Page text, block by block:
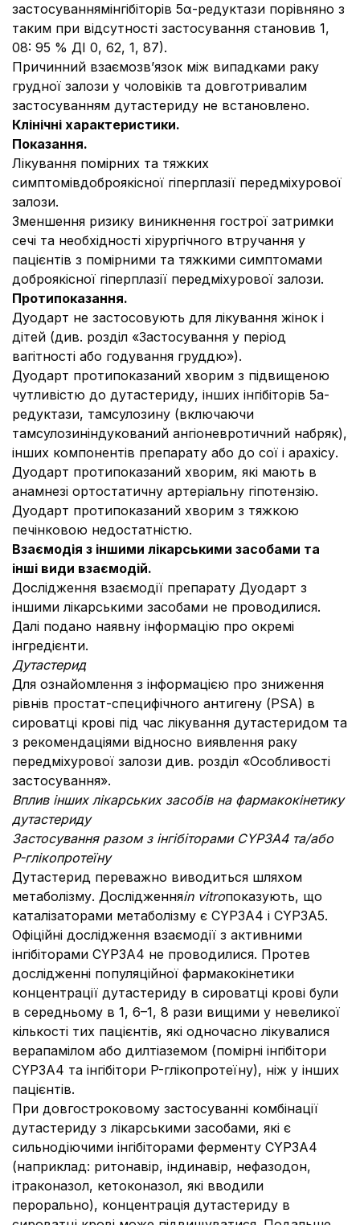
застосуваннямінгібіторів 5α-редуктази порівняно з
таким при відсутності застосування становив 1,
08: 95 % ДІ 0, 62, 1, 87).
Причинний взаємозв’язок між випадками раку
грудної залози у чоловіків та довготривалим
застосуванням дутастериду не встановлено.
Клінічні характеристики.
Показання.
Лікування помірних та тяжких
симптомівдоброякісної гіперплазії передміхурової
залози.
Зменшення ризику виникнення гострої затримки
сечі та необхідності хірургічного втручання у
пацієнтів з помірними та тяжкими симптомами
доброякісної гіперплазії передміхурової залози.
Протипоказання.
Дуодарт не застосовують для лікування жінок і
дітей (див. розділ «Застосування у період
вагітності або годування груддю»).
Дуодарт протипоказаний хворим з підвищеною
чутливістю до дутастериду, інших інгібіторів 5a-
редуктази, тамсулозину (включаючи
тамсулозиніндукований ангіоневротичний набряк),
інших компонентів препарату або до сої і арахісу.
Дуодарт протипоказаний хворим, які мають в
анамнезі ортостатичну артеріальну гіпотензію.
Дуодарт протипоказаний хворим з тяжкою
печінковою недостатністю.
Взаємодія з іншими лікарськими засобами та
інші види взаємодій.
Дослідження взаємодії препарату Дуодарт з
іншими лікарськими засобами не проводилися.
Далі подано наявну інформацію про окремі
інгредієнти.
Дутастерид
Для ознайомлення з інформацією про зниження
рівнів простат-специфічного антигену (PSA) в
сироватці крові під час лікування дутастеридом та
з рекомендаціями відносно виявлення раку
передміхурової залози див. розділ «Особливості
застосування».
Вплив інших лікарських засобів на фармакокінетику
дутастериду
Застосування разом з інгібіторами CYP3A4 та/або
P-глікопротеїну
Дутастерид переважно виводиться шляхом
метаболізму. Дослідженняin vitroпоказують, що
каталізаторами метаболізму є CYP3A4 і CYP3A5.
Офіційні дослідження взаємодії з активними
інгібіторами CYP3A4 не проводилися. Протев
дослідженні популяційної фармакокінетики
концентрації дутастериду в сироватці крові були
в середньому в 1, 6–1, 8 рази вищими у невеликої
кількості тих пацієнтів, які одночасно лікувалися
верапамілом або дилтіаземом (помірні інгібітори
CYP3A4 та інгібітори P-глікопротеїну), ніж у інших
пацієнтів.
При довгостроковому застосуванні комбінації
дутастериду з лікарськими засобами, які є
сильнодіючими інгібіторами ферменту CYP3A4
(наприклад: ритонавір, індинавір, нефазодон,
ітраконазол, кетоконазол, які вводили
перорально), концентрація дутастериду в